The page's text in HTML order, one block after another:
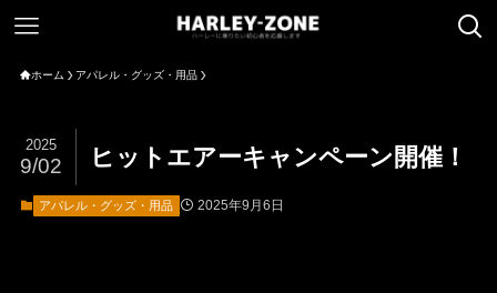
ホーム アパレル・グッズ・用品
ヒットエアーキャンペーン開催！
2025
9/02
アパレル・グッズ・用品 2025年9月6日